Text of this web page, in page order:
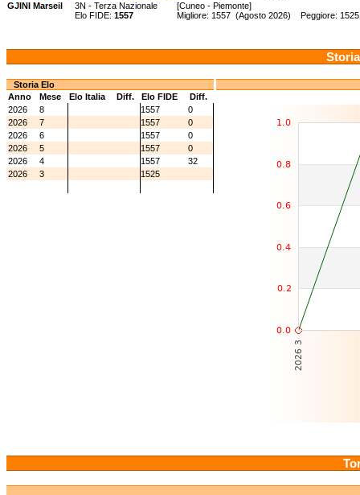
GJINI Marseil
3N - Terza Nazionale [Cuneo - Piemonte]
Elo FIDE: 1557 Migliore: 1557 (Agosto 2026) Peggiore:
Storia Elo
Anno
Mese Elo Italia Diff. Elo FIDE
Diff.
2026
8 1557
0
2026
7 1557
0
2026
6 1557
0
2026
5 1557
0
2026
4 1557
32
2026
3 1525